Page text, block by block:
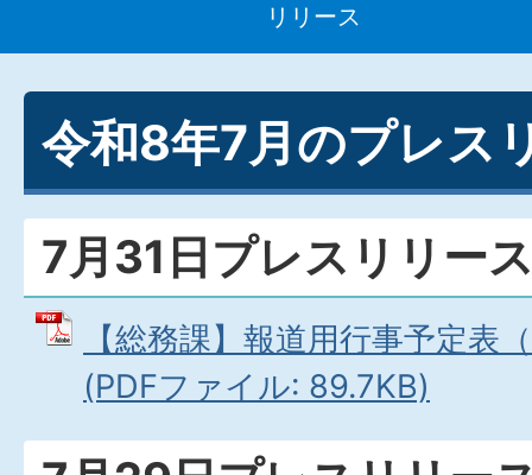
リリース
令和8年7月のプレス
7月31日プレスリリー
【総務課】報道用行事予定表
(PDFファイル: 89.7KB)